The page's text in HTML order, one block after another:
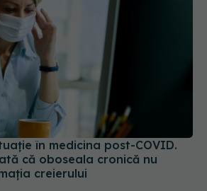
în medicina post-COVID.
că oboseala cronică nu
creierului